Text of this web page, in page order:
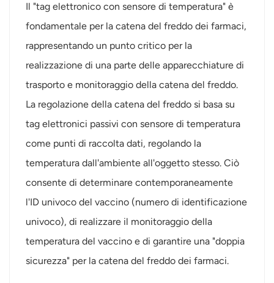
Il "tag elettronico con sensore di temperatura" è
fondamentale per la catena del freddo dei farmaci,
rappresentando un punto critico per la
realizzazione di una parte delle apparecchiature di
trasporto e monitoraggio della catena del freddo.
La regolazione della catena del freddo si basa su
tag elettronici passivi con sensore di temperatura
come punti di raccolta dati, regolando la
temperatura dall'ambiente all'oggetto stesso. Ciò
consente di determinare contemporaneamente
l'ID univoco del vaccino (numero di identificazione
univoco), di realizzare il monitoraggio della
temperatura del vaccino e di garantire una "doppia
sicurezza" per la catena del freddo dei farmaci.